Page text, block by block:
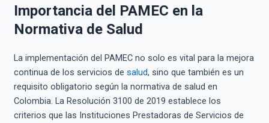
Importancia del PAMEC en la
Normativa de Salud
La implementación del PAMEC no solo es vital para la mejora
continua de los servicios de salud, sino que también es un
requisito obligatorio según la normativa de salud en
Colombia. La Resolución 3100 de 2019 establece los
criterios que las Instituciones Prestadoras de Servicios de